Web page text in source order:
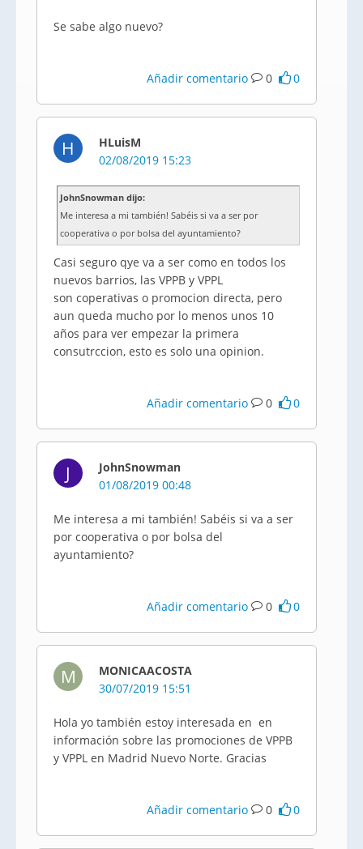
Se sabe algo nuevo?
Añadir comentario 0 0
H
HLuisM
02/08/2019 15:23
JohnSnowman dijo:
Me interesa a mi también! Sabéis si va a ser por
cooperativa o por bolsa del ayuntamiento?
Casi seguro qye va a ser como en todos los
nuevos barrios, las VPPB y VPPL
son coperativas o promocion directa, pero
aun queda mucho por lo menos unos 10
años para ver empezar la primera
consutrccion, esto es solo una opinion.
Añadir comentario 0 0
J
JohnSnowman
01/08/2019 00:48
Me interesa a mi también! Sabéis si va a ser
por cooperativa o por bolsa del
ayuntamiento?
Añadir comentario 0 0
M
MONICAACOSTA
30/07/2019 15:51
Hola yo también estoy interesada en en
información sobre las promociones de VPPB
y VPPL en Madrid Nuevo Norte. Gracias
Añadir comentario 0 0